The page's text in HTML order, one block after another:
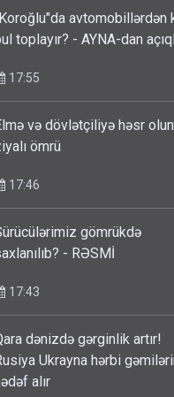
avtomobillərdən
toplayır? - AYNA-dan
17:55
və dövlətçiliyə həsr
ömrü
17:46
gömrükdə
- RƏSMİ
17:43
dənizdə gərginlik artır!
Ukrayna hərbi
alır